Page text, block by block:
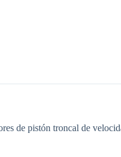
de pistón troncal de